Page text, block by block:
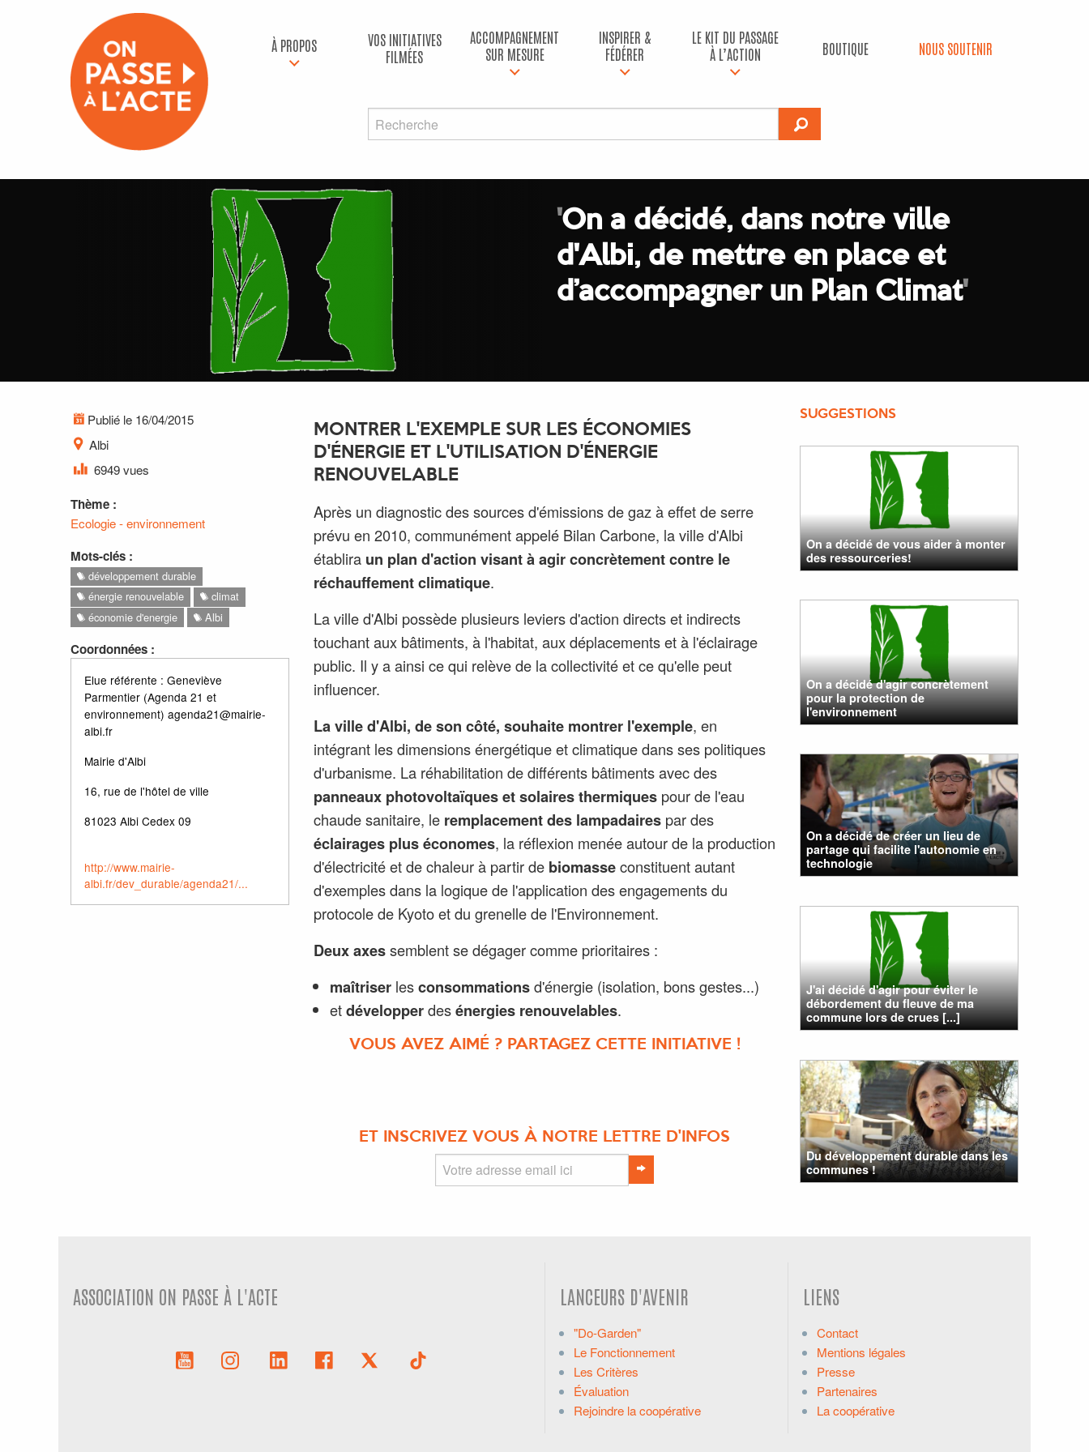
À PROPOS
VOS INITIATIVES
FILMÉES
ACCOMPAGNEMENT
SUR MESURE
INSPIRER &
FÉDÉRER
LE KIT DU PASSAGE
À L’ACTION
BOUTIQUE NOUS SOUTENIR
'On a décidé, dans notre ville
d'Albi, de mettre en place et
d’accompagner un Plan Climat'
Publié le 16/04/2015
Albi
6949 vues
Thème :
Ecologie - environnement
Mots-clés :
développement durable
énergie renouvelable
climat
économie d'energie
Albi
Coordonnées :
Elue référente : Geneviève
Parmentier (Agenda 21 et
environnement) agenda21@mairie-
albi.fr
Mairie d'Albi
16, rue de l'hôtel de ville
81023 Albi Cedex 09
http://www.mairie-
albi.fr/dev_durable/agenda21/...
MONTRER L'EXEMPLE SUR LES ÉCONOMIES
D'ÉNERGIE ET L'UTILISATION D'ÉNERGIE
RENOUVELABLE
Après un diagnostic des sources d'émissions de gaz à effet de serre
prévu en 2010, communément appelé Bilan Carbone, la ville d'Albi
établira un plan d'action visant à agir concrètement contre le
réchauffement climatique.
La ville d'Albi possède plusieurs leviers d'action directs et indirects
touchant aux bâtiments, à l'habitat, aux déplacements et à l'éclairage
public. Il y a ainsi ce qui relève de la collectivité et ce qu'elle peut
influencer.
La ville d'Albi, de son côté, souhaite montrer l'exemple, en
intégrant les dimensions énergétique et climatique dans ses politiques
d'urbanisme. La réhabilitation de différents bâtiments avec des
panneaux photovoltaïques et solaires thermiques pour de l'eau
chaude sanitaire, le remplacement des lampadaires par des
éclairages plus économes, la réflexion menée autour de la production
d'électricité et de chaleur à partir de biomasseconstituent autant
d'exemples dans la logique de l'application des engagements du
protocole de Kyoto et du grenelle de l'Environnement.
Deux axessemblent se dégager comme prioritaires :
maîtriser lesconsommationsd'énergie (isolation, bons gestes...)
etdévelopperdesénergies renouvelables.
VOUS AVEZ AIMÉ ? PARTAGEZ CETTE INITIATIVE !
ET INSCRIVEZ VOUS À NOTRE LETTRE D'INFOS
SUGGESTIONS
On a décidé de vous aider à monter
des ressourceries!
On a décidé d'agir concrètement
pour la protection de
l'environnement
On a décidé de créer un lieu de
partage qui facilite l'autonomie en
technologie
J'ai décidé d'agir pour éviter le
débordement du fleuve de ma
commune lors de crues [...]
Du développement durable dans les
communes !
ASSOCIATION ON PASSE À L'ACTE LANCEURS D'AVENIR
"Do-Garden"
Le Fonctionnement
Les Critères
Évaluation
Rejoindre la coopérative
LIENS
Contact
Mentions légales
Presse
Partenaires
La coopérative